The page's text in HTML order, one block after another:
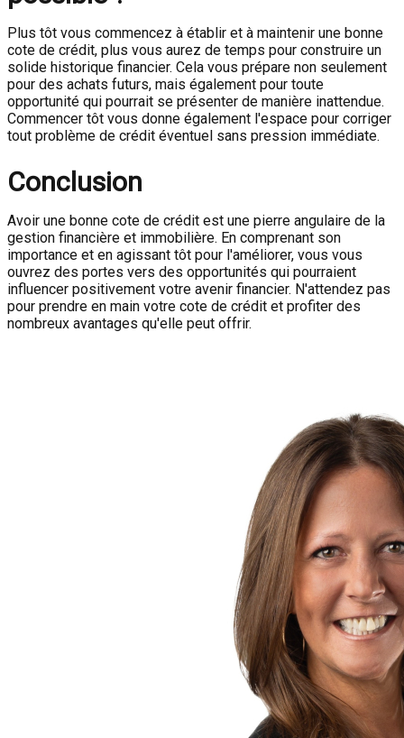
Plus tôt vous commencez à établir et à maintenir une bonne
cote de crédit, plus vous aurez de temps pour construire un
solide historique financier. Cela vous prépare non seulement
pour des achats futurs, mais également pour toute
opportunité qui pourrait se présenter de manière inattendue.
Commencer tôt vous donne également l'espace pour corriger
tout problème de crédit éventuel sans pression immédiate.
Conclusion
Avoir une bonne cote de crédit est une pierre angulaire de la
gestion financière et immobilière. En comprenant son
importance et en agissant tôt pour l'améliorer, vous vous
ouvrez des portes vers des opportunités qui pourraient
influencer positivement votre avenir financier. N'attendez pas
pour prendre en main votre cote de crédit et profiter des
nombreux avantages qu'elle peut offrir.